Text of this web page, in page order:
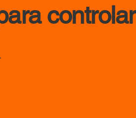
controlar